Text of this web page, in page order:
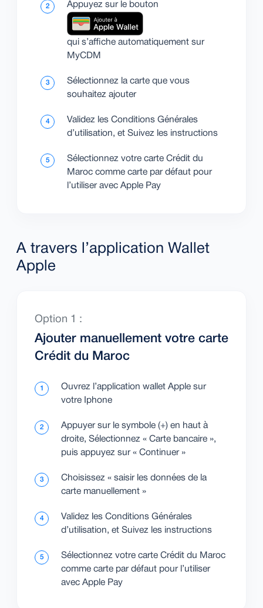
2 Appuyez sur le bouton
qui s’affiche automatiquement sur
MyCDM
3
Sélectionnez la carte que vous
souhaitez ajouter
4
Validez les Conditions Générales
d’utilisation, et Suivez les instructions
5
Sélectionnez votre carte Crédit du
Maroc comme carte par défaut pour
l’utiliser avec Apple Pay
A travers l’application Wallet
Apple
Option 1 :
Ajouter manuellement votre carte
Crédit du Maroc
1
Ouvrez l’application wallet Apple sur
votre Iphone
2
Appuyer sur le symbole (+) en haut à
droite, Sélectionnez « Carte bancaire »,
puis appuyez sur « Continuer »
3
Choisissez « saisir les données de la
carte manuellement »
4
Validez les Conditions Générales
d’utilisation, et Suivez les instructions
5
Sélectionnez votre carte Crédit du Maroc
comme carte par défaut pour l’utiliser
avec Apple Pay